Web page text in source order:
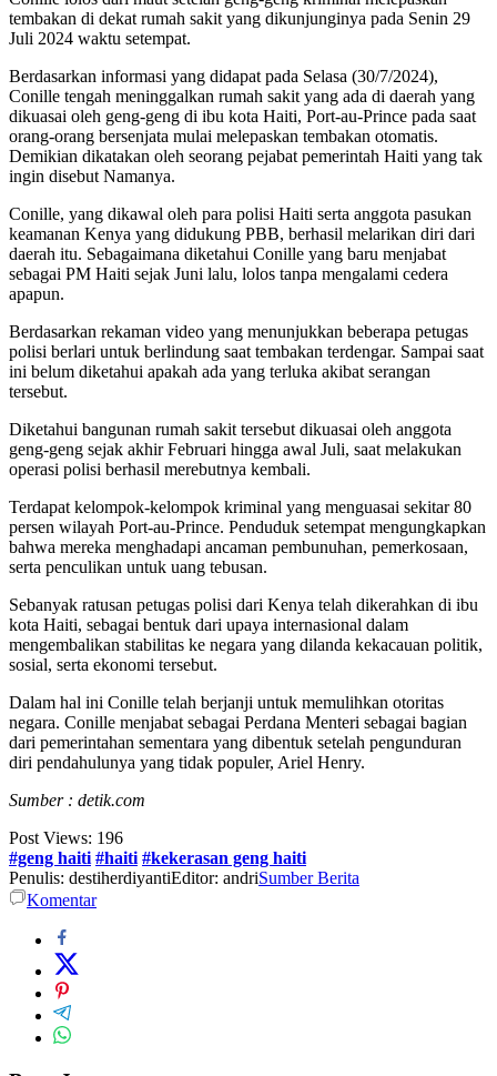
tembakan di dekat rumah sakit yang dikunjunginya pada Senin 29
Juli 2024 waktu setempat.
Berdasarkan informasi yang didapat pada Selasa (30/7/2024),
Conille tengah meninggalkan rumah sakit yang ada di daerah yang
dikuasai oleh geng-geng di ibu kota Haiti, Port-au-Prince pada saat
orang-orang bersenjata mulai melepaskan tembakan otomatis.
Demikian dikatakan oleh seorang pejabat pemerintah Haiti yang tak
ingin disebut Namanya.
Conille, yang dikawal oleh para polisi Haiti serta anggota pasukan
keamanan Kenya yang didukung PBB, berhasil melarikan diri dari
daerah itu. Sebagaimana diketahui Conille yang baru menjabat
sebagai PM Haiti sejak Juni lalu, lolos tanpa mengalami cedera
apapun.
Berdasarkan rekaman video yang menunjukkan beberapa petugas
polisi berlari untuk berlindung saat tembakan terdengar. Sampai saat
ini belum diketahui apakah ada yang terluka akibat serangan
tersebut.
Diketahui bangunan rumah sakit tersebut dikuasai oleh anggota
geng-geng sejak akhir Februari hingga awal Juli, saat melakukan
operasi polisi berhasil merebutnya kembali.
Terdapat kelompok-kelompok kriminal yang menguasai sekitar 80
persen wilayah Port-au-Prince. Penduduk setempat mengungkapkan
bahwa mereka menghadapi ancaman pembunuhan, pemerkosaan,
serta penculikan untuk uang tebusan.
Sebanyak ratusan petugas polisi dari Kenya telah dikerahkan di ibu
kota Haiti, sebagai bentuk dari upaya internasional dalam
mengembalikan stabilitas ke negara yang dilanda kekacauan politik,
sosial, serta ekonomi tersebut.
Dalam hal ini Conille telah berjanji untuk memulihkan otoritas
negara. Conille menjabat sebagai Perdana Menteri sebagai bagian
dari pemerintahan sementara yang dibentuk setelah pengunduran
diri pendahulunya yang tidak populer, Ariel Henry.
Sumber : detik.com
Post Views: 196
#geng haiti #haiti #kekerasan geng haiti
Penulis: destiherdiyantiEditor: andriSumber Berita
Komentar